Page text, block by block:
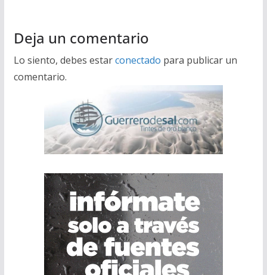
Deja un comentario
Lo siento, debes estarconectado para publicar un
comentario.